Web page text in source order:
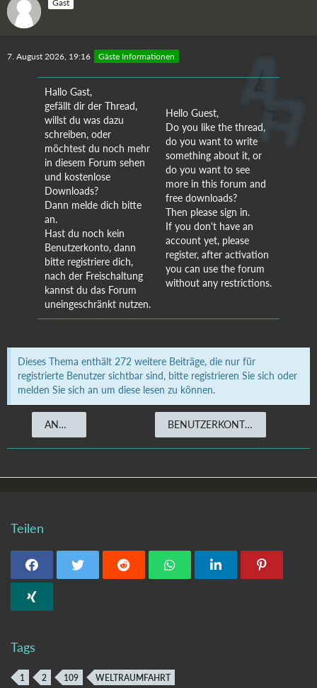
Gast
7. August 2026, 19:16 Gäste Informationen
Hallo Gast,
gefällt dir der Thread,
willst du was dazu
schreiben, oder
möchtest du noch mehr
in diesem Forum sehen
und kostenlose
Downloads?
Dann melde dich bitte
an.
Hast du noch kein
Benutzerkonto, dann
bitte registriere dich,
nach der Freischaltung
kannst du das Forum
uneingeschränkt nutzen.
Hello Guest,
Do you like the thread,
do you want to write
something about it, or
do you want to see
more in this forum and
free downloads?
Then please sign in.
If you don't have an
account yet, please
register, after activation
you can use the forum
without any restrictions.
Dieses Thema enthält 272 weitere Beiträge, die nur für
registrierte Benutzer sichtbar sind, bitte registrieren Sie sich oder
melden Sie sich an um diese lesen zu können.
ANMELDEN BENUTZERKONTO ERSTELLEN
Teilen
Tags
1 2 109 WELTRAUMFAHRT